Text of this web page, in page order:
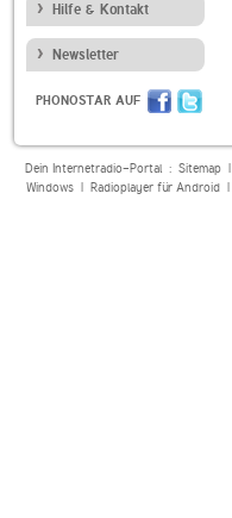
Hilfe & Kontakt
Newsletter
PHONOSTAR AUF
Dein Internetradio-Portal : Sitemap|
Windows| Radioplayer für Android|